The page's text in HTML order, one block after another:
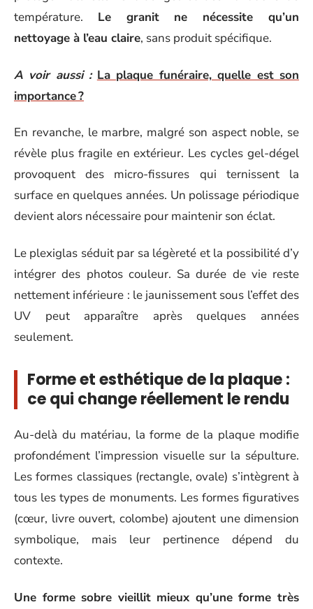
température. Le granit ne nécessite qu’un
nettoyage à l’eau claire, sans produit spécifique.
A voir aussi : La plaque funéraire, quelle est son
importance ?
En revanche, le marbre, malgré son aspect noble, se
révèle plus fragile en extérieur. Les cycles gel-dégel
provoquent des micro-fissures qui ternissent la
surface en quelques années. Un polissage périodique
devient alors nécessaire pour maintenir son éclat.
Le plexiglas séduit par sa légèreté et la possibilité d’y
intégrer des photos couleur. Sa durée de vie reste
nettement inférieure : le jaunissement sous l’effet des
UV peut apparaître après quelques années
seulement.
Forme et esthétique de la plaque :
ce qui change réellement le rendu
Au-delà du matériau, la forme de la plaque modifie
profondément l’impression visuelle sur la sépulture.
Les formes classiques (rectangle, ovale) s’intègrent à
tous les types de monuments. Les formes figuratives
(cœur, livre ouvert, colombe) ajoutent une dimension
symbolique, mais leur pertinence dépend du
contexte.
Une forme sobre vieillit mieux qu’une forme très